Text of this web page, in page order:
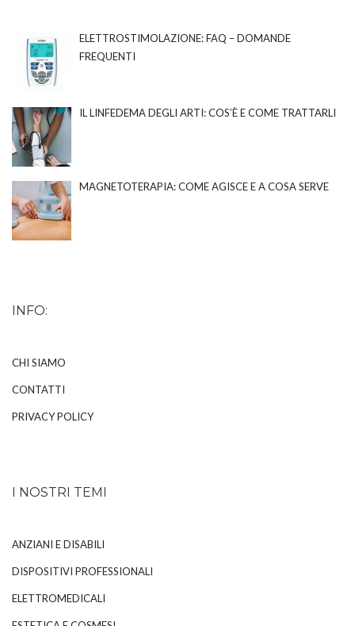
ELETTROSTIMOLAZIONE: FAQ – DOMANDE
FREQUENTI
IL LINFEDEMA DEGLI ARTI: COS’È E COME TRATTARLI
MAGNETOTERAPIA: COME AGISCE E A COSA SERVE
INFO:
CHI SIAMO
CONTATTI
PRIVACY POLICY
I NOSTRI TEMI
ANZIANI E DISABILI
DISPOSITIVI PROFESSIONALI
ELETTROMEDICALI